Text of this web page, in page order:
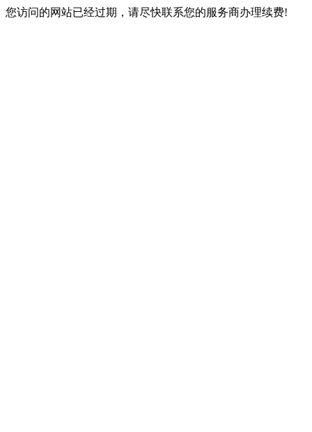
您访问的网站已经过期，请尽快联系您的服务商办理续费!